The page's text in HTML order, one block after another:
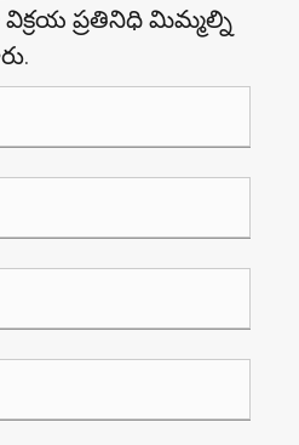
ప్రతినిధి మిమ్మల్ని